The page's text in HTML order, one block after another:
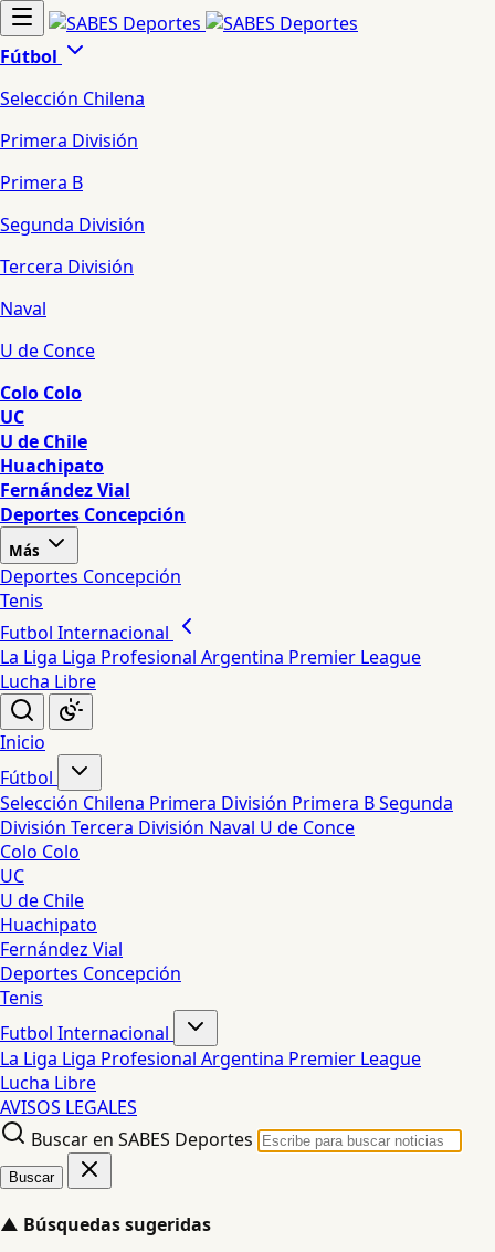
Fútbol
Selección Chilena
Primera División
Primera B
Segunda División
Tercera División
Naval
U de Conce
Colo Colo
UC
U de Chile
Huachipato
Fernández Vial
Deportes Concepción
Más
Deportes Concepción
Tenis
Futbol Internacional
La Liga Liga Profesional Argentina Premier League
Lucha Libre
Inicio
Fútbol
Selección Chilena Primera División Primera BSegunda
División Tercera División Naval U de Conce
Colo Colo
UC
U de Chile
Huachipato
Fernández Vial
Deportes Concepción
Tenis
Futbol Internacional
La Liga Liga Profesional Argentina Premier League
Lucha Libre
AVISOS LEGALES
Buscar en SABES Deportes
Buscar
▲ Búsquedas sugeridas